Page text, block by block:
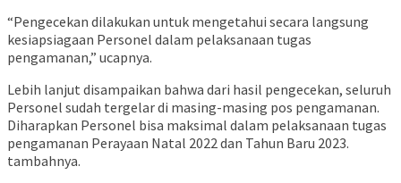
“Pengecekan dilakukan untuk mengetahui secara langsung
kesiapsiagaan Personel dalam pelaksanaan tugas
pengamanan,” ucapnya.
Lebih lanjut disampaikan bahwa dari hasil pengecekan, seluruh
Personel sudah tergelar di masing-masing pos pengamanan.
Diharapkan Personel bisa maksimal dalam pelaksanaan tugas
pengamanan Perayaan Natal 2022 dan Tahun Baru 2023.
tambahnya.